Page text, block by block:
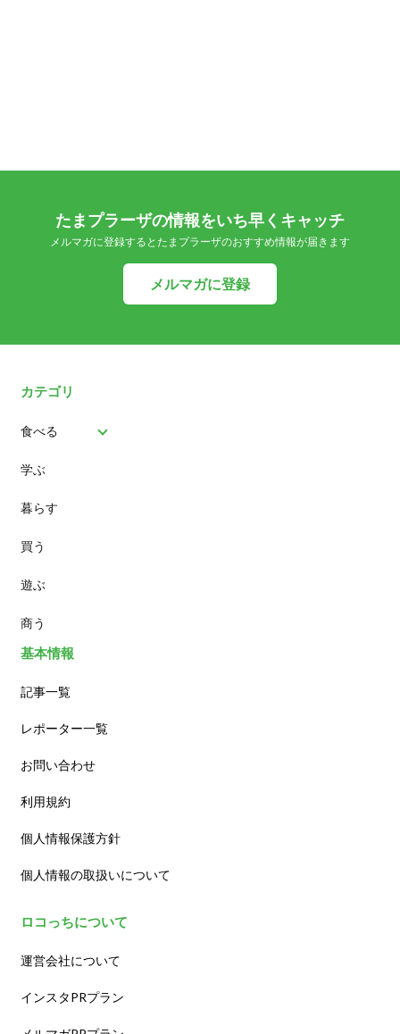
たまプラーザの情報をいち早くキャッチ
メルマガに登録するとたまプラーザのおすすめ情報が届きます
メルマガに登録
カテゴリ
食べる
パン
スイーツ
ランチ
カフェ
学ぶ
暮らす
買う
遊ぶ
商う
基本情報
記事一覧
レポーター一覧
お問い合わせ
利用規約
個人情報保護方針
個人情報の取扱いについて
ロコっちについて
運営会社について
インスタPRプラン